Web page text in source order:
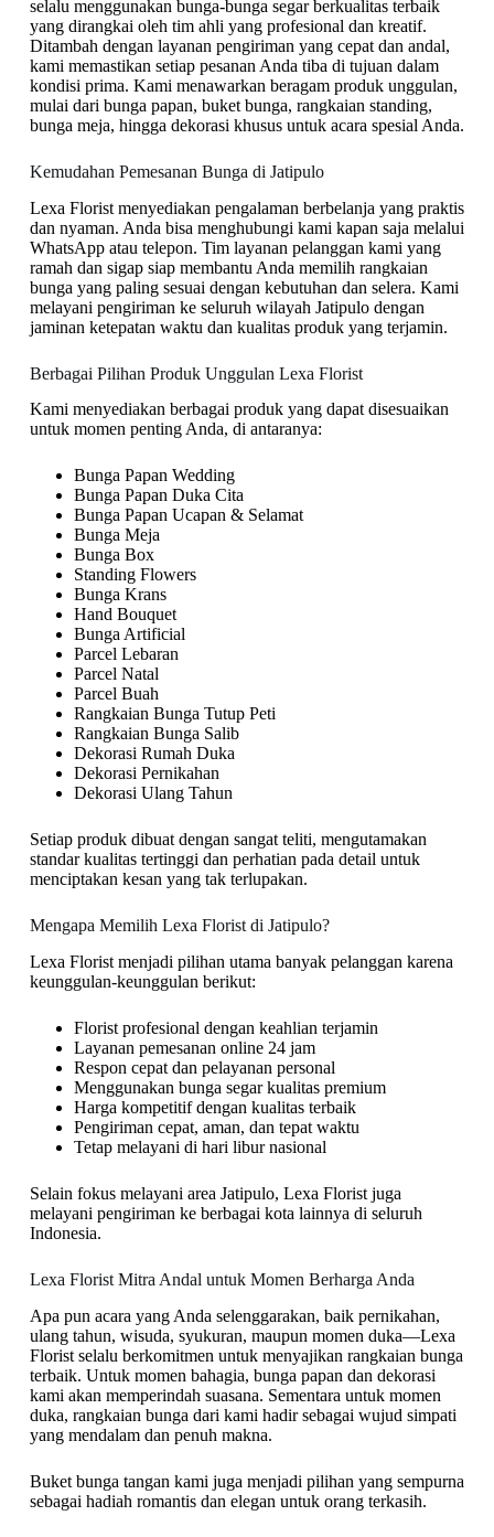
selalu menggunakan bunga-bunga segar berkualitas terbaik
yang dirangkai oleh tim ahli yang profesional dan kreatif.
Ditambah dengan layanan pengiriman yang cepat dan andal,
kami memastikan setiap pesanan Anda tiba di tujuan dalam
kondisi prima. Kami menawarkan beragam produk unggulan,
mulai dari bunga papan, buket bunga, rangkaian standing,
bunga meja, hingga dekorasi khusus untuk acara spesial Anda.
Kemudahan Pemesanan Bunga di Jatipulo
Lexa Florist menyediakan pengalaman berbelanja yang praktis
dan nyaman. Anda bisa menghubungi kami kapan saja melalui
WhatsApp atau telepon. Tim layanan pelanggan kami yang
ramah dan sigap siap membantu Anda memilih rangkaian
bunga yang paling sesuai dengan kebutuhan dan selera. Kami
melayani pengiriman ke seluruh wilayah Jatipulo dengan
jaminan ketepatan waktu dan kualitas produk yang terjamin.
Berbagai Pilihan Produk Unggulan Lexa Florist
Kami menyediakan berbagai produk yang dapat disesuaikan
untuk momen penting Anda, di antaranya:
Bunga Papan Wedding
Bunga Papan Duka Cita
Bunga Papan Ucapan & Selamat
Bunga Meja
Bunga Box
Standing Flowers
Bunga Krans
Hand Bouquet
Bunga Artificial
Parcel Lebaran
Parcel Natal
Parcel Buah
Rangkaian Bunga Tutup Peti
Rangkaian Bunga Salib
Dekorasi Rumah Duka
Dekorasi Pernikahan
Dekorasi Ulang Tahun
Setiap produk dibuat dengan sangat teliti, mengutamakan
standar kualitas tertinggi dan perhatian pada detail untuk
menciptakan kesan yang tak terlupakan.
Mengapa Memilih Lexa Florist di Jatipulo?
Lexa Florist menjadi pilihan utama banyak pelanggan karena
keunggulan-keunggulan berikut:
Florist profesional dengan keahlian terjamin
Layanan pemesanan online 24 jam
Respon cepat dan pelayanan personal
Menggunakan bunga segar kualitas premium
Harga kompetitif dengan kualitas terbaik
Pengiriman cepat, aman, dan tepat waktu
Tetap melayani di hari libur nasional
Selain fokus melayani area Jatipulo, Lexa Florist juga
melayani pengiriman ke berbagai kota lainnya di seluruh
Indonesia.
Lexa Florist Mitra Andal untuk Momen Berharga Anda
Apa pun acara yang Anda selenggarakan, baik pernikahan,
ulang tahun, wisuda, syukuran, maupun momen duka—Lexa
Florist selalu berkomitmen untuk menyajikan rangkaian bunga
terbaik. Untuk momen bahagia, bunga papan dan dekorasi
kami akan memperindah suasana. Sementara untuk momen
duka, rangkaian bunga dari kami hadir sebagai wujud simpati
yang mendalam dan penuh makna.
Buket bunga tangan kami juga menjadi pilihan yang sempurna
sebagai hadiah romantis dan elegan untuk orang terkasih.